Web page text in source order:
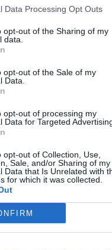
Data Processing Opt Outs
opt-out of the Sharing of my
data.
opt-out of the Sale of my
Data.
opt-out of processing my
Data for Targeted
opt-out of Collection, Use,
Sale, and/or Sharing of my
Data that Is Unrelated with
for which it was collected.